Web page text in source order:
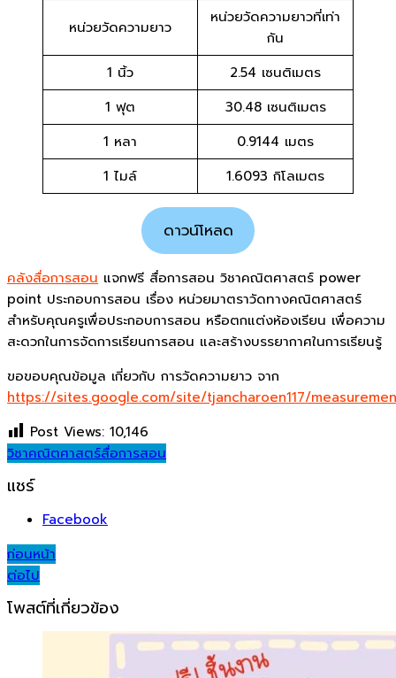
หน่วยวัดความยาว
หน่วยวัดความยาวที่เท่า
กัน
1 นิ้ว
2.54 เซนติเมตร
1 ฟุต
30.48 เซนติเมตร
1 หลา
0.9144 เมตร
1 ไมล์
1.6093 กิโลเมตร
ดาวน์โหลด
คลังสื่อการสอน แจกฟรี สื่อการสอน วิชาคณิตศาสตร์ power
point ประกอบการสอน เรื่อง หน่วยมาตราวัดทางคณิตศาสตร์
สำหรับคุณครูเพื่อประกอบการสอน หรือตกแต่งห้องเรียน เพื่อความ
สะดวกในการจัดการเรียนการสอน และสร้างบรรยากาศในการเรียนรู้
ขอขอบคุณข้อมูล เกี่ยวกับ การวัดความยาว จาก
https://sites.google.com/site/tjancharoen117/
Post Views: 10,146
วิชาคณิตศาสตร์สื่อการสอน
แชร์
Facebook
Post
navigation
ก่อนหน้า
ต่อไป
โพสต์ที่เกี่ยวข้อง